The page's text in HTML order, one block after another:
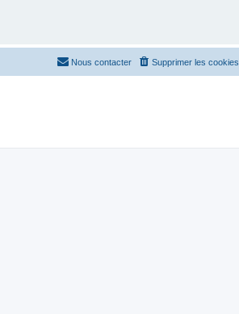
Supprimer les cookies
Nous contacter